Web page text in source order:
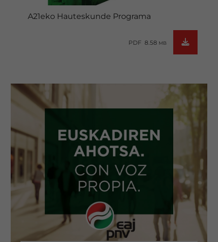
A21eko Hauteskunde Programa
PDF 8.58 MB